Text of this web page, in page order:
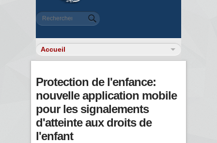
Formulaire de recherche
Rechercher
Protection de l'enfance:
nouvelle application mobile
pour les signalements
d'atteinte aux droits de
l'enfant